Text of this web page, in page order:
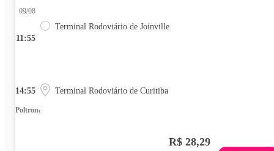
11:55
09/08
Terminal Rodoviário de Joinville
14:55 Terminal Rodoviário de Curitiba
Poltrona
R$ 28,29